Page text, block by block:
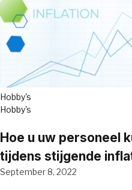
Hobby's
Hobby's
Hoe u uw personeel
tijdens stijgende
September 8, 2022